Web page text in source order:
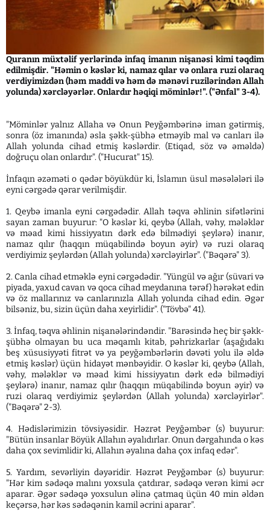
Quranın müxtəlif yerlərində infaq imanın nişanəsi kimi təqdim
edilmişdir. "Həmin o kəslər ki, namaz qılar və onlara ruzi olaraq
verdiyimizdən (həm maddi və həm də mənəvi ruzilərindən Allah
yolunda) xərcləyərlər. Onlardır həqiqi möminlər!". ("Ənfal" 3-4).
"Möminlər yalnız Allaha və Onun Peyğəmbərinə iman gətirmiş,
sonra (öz imanında) əsla şəkk-şübhə etməyib mal və canları ilə
Allah yolunda cihad etmiş kəslərdir. (Etiqad, söz və əməldə)
doğruçu olan onlardır". ("Hucurat" 15).
İnfaqın əzəməti o qədər böyükdür ki, İslamın üsul məsələləri ilə
eyni cərgədə qərar verilmişdir.
1. Qeybə imanla eyni cərgədədir. Allah təqva əhlinin sifətlərini
sayan zaman buyurur: "O kəslər ki, qeybə (Allah, vəhy, mələklər
və məad kimi hissiyyatın dərk edə bilmədiyi şeylərə) inanır,
namaz qılır (haqqın müqabilində boyun əyir) və ruzi olaraq
verdiyimiz şeylərdən (Allah yolunda) xərcləyirlər". ("Bəqərə" 3).
2. Canla cihad etməklə eyni cərgədədir. "Yüngül və ağır (süvari və
piyada, yaxud cavan və qoca cihad meydanına tərəf) hərəkət edin
və öz mallarınız və canlarınızla Allah yolunda cihad edin. Əgər
bilsəniz, bu, sizin üçün daha xeyirlidir". ("Tövbə" 41).
3. İnfaq, təqva əhlinin nişanələrindəndir. "Barəsində heç bir şəkk-
şübhə olmayan bu uca məqamlı kitab, pəhrizkarlar (aşağıdakı
beş xüsusiyyəti fitrət və ya peyğəmbərlərin dəvəti yolu ilə əldə
etmiş kəslər) üçün hidayət mənbəyidir. O kəslər ki, qeybə (Allah,
vəhy, mələklər və məad kimi hissiyyatın dərk edə bilmədiyi
şeylərə) inanır, namaz qılır (haqqın müqabilində boyun əyir) və
ruzi olaraq verdiyimiz şeylərdən (Allah yolunda) xərcləyirlər".
("Bəqərə" 2-3).
4. Hədislərimizin tövsiyəsidir. Həzrət Peyğəmbər (s) buyurur:
"Bütün insanlar Böyük Allahın əyalıdırlar. Onun dərgahında o kəs
daha çox sevimlidir ki, Allahın əyalına daha çox infaq edər".
5. Yardım, sevərliyin dəyəridir. Həzrət Peyğəmbər (s) buyurur:
"Hər kim sədəqə malını yoxsula çatdırar, sədəqə verən kimi əcr
aparar. Əgər sədəqə yoxsulun əlinə çatmaq üçün 40 min əldən
keçərsə, hər kəs sədəqənin kamil əcrini aparar".